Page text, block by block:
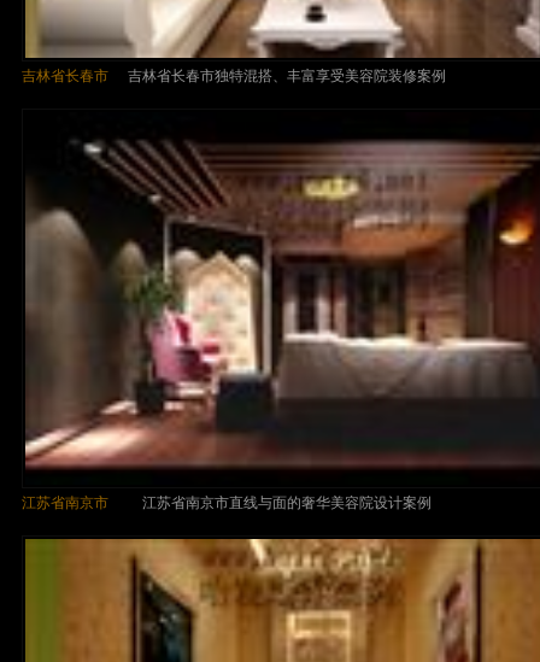
吉林省长春市 吉林省长春市独特混搭、丰富享受美容院装修案例
江苏省南京市 江苏省南京市直线与面的奢华美容院设计案例